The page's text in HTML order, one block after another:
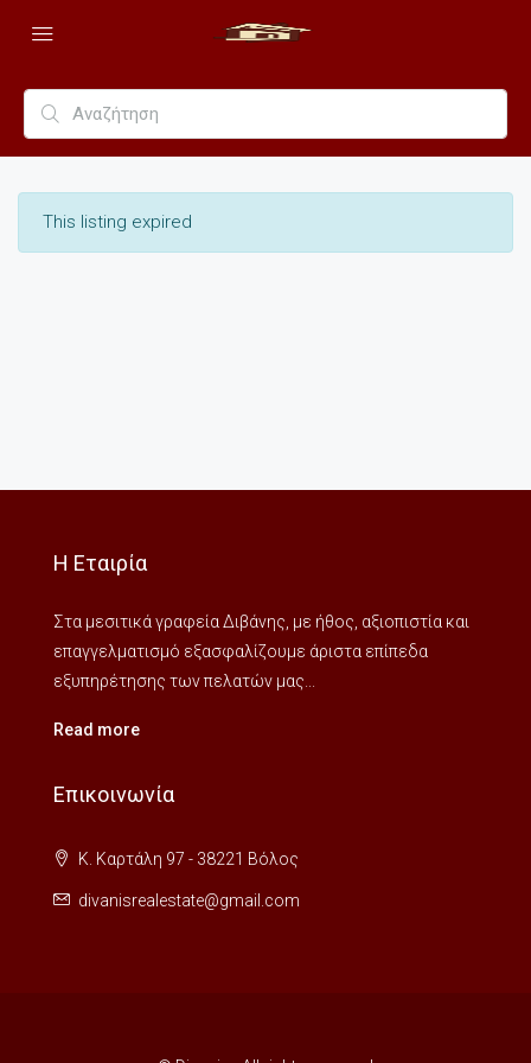
This listing expired
Η Εταιρία
Στα μεσιτικά γραφεία Διβάνης, με ήθος, αξιοπιστία και
επαγγελματισμό εξασφαλίζουμε άριστα επίπεδα
εξυπηρέτησης των πελατών μας...
Read more
Επικοινωνία
Κ. Καρτάλη 97 - 38221 Βόλος
divanisrealestate@gmail.com